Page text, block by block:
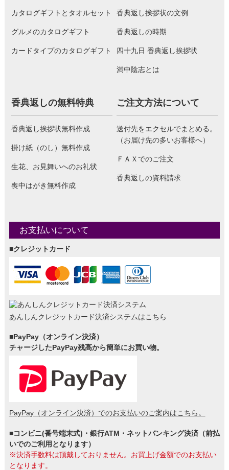
カタログギフトとタオルセット
グルメのカタログギフト
カードタイプのカタログギフト
香典返し挨拶状の文例
香典返しの時期
四十九日 香典返し挨拶状
満中陰志とは
香典返しの無料特典
香典返し挨拶状無料作成
掛け紙（のし）無料作成
生花、お見舞いへのお礼状
喪中はがき無料作成
ご注文方法について
送付先をエクセルでまとめる。
（お届け先の多いお客様へ）
ＦＡＸでのご注文
香典返しの資料請求
お支払いについて
■クレジットカード
あんしんクレジットカード決済システムはこちら
■PayPay（オンライン決済）
チャージしたPayPay残高から簡単にお買い物。
PayPay（オンライン決済）でのお支払いのご案内はこちら。
■コンビニ(番号端末式)・銀行ATM・ネットバンキング決済（前払
いでのご利用となります）
※決済手数料は頂戴しておりません。お買上げ金額でのお支払い
となります。